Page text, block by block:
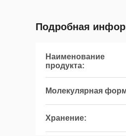
Подробная
Наименование
продукта:
Молекулярная
Хранение: